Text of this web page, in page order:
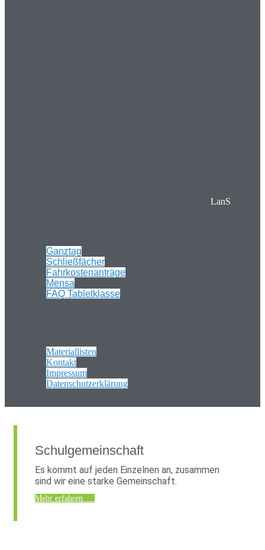
LanS
Ganztag
Schließfächer
Fahrkostenanträge
Mensa
FAQ Tabletklasse
Materiallisten
Kontakt
Impressum
Datenschutzerklärung
Schulgemeinschaft
Es kommt auf jeden Einzelnen an, zusammen
sind wir eine starke Gemeinschaft.
Mehr erfahren